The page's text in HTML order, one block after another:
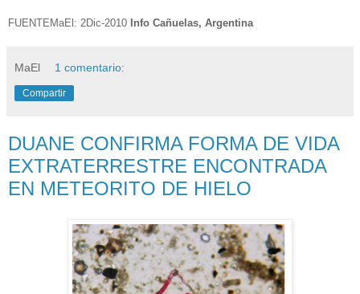
FUENTEMaEl: 2Dic-2010 Info Cañuelas, Argentina
MaEl 1 comentario:
Compartir
DUANE CONFIRMA FORMA DE VIDA
EXTRATERRESTRE ENCONTRADA
EN METEORITO DE HIELO